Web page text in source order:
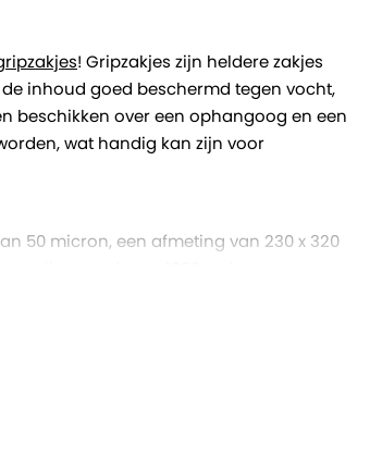
! Gripzakjes zijn heldere zakjes
inhoud goed beschermd tegen vocht,
beschikken over een ophangoog en een
wat handig kan zijn voor
50 micron, een afmeting van 230 x 320